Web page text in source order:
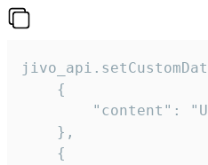
    {
"content":
    },
    {